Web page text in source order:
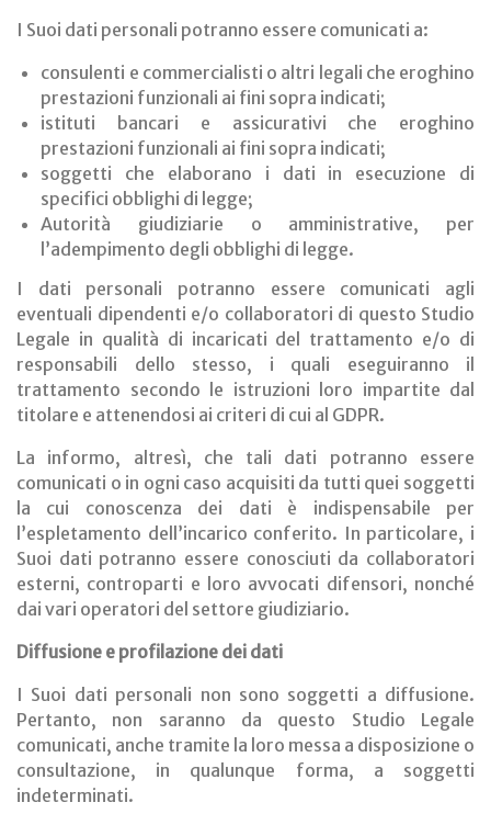
I Suoi dati personali potranno essere comunicati a:
consulenti e commercialisti o altri legali che eroghino
prestazioni funzionali ai fini sopra indicati;
istituti bancari e assicurativi che eroghino
prestazioni funzionali ai fini sopra indicati;
soggetti che elaborano i dati in esecuzione di
specifici obblighi di legge;
Autorità giudiziarie o amministrative, per
l’adempimento degli obblighi di legge.
I dati personali potranno essere comunicati agli
eventuali dipendenti e/o collaboratori di questo Studio
Legale in qualità di incaricati del trattamento e/o di
responsabili dello stesso, i quali eseguiranno il
trattamento secondo le istruzioni loro impartite dal
titolare e attenendosi ai criteri di cui al GDPR.
La informo, altresì, che tali dati potranno essere
comunicati o in ogni caso acquisiti da tutti quei soggetti
la cui conoscenza dei dati è indispensabile per
l’espletamento dell’incarico conferito. In particolare, i
Suoi dati potranno essere conosciuti da collaboratori
esterni, controparti e loro avvocati difensori, nonché
dai vari operatori del settore giudiziario.
Diffusione e profilazione dei dati
I Suoi dati personali non sono soggetti a diffusione.
Pertanto, non saranno da questo Studio Legale
comunicati, anche tramite la loro messa a disposizione o
consultazione, in qualunque forma, a soggetti
indeterminati.